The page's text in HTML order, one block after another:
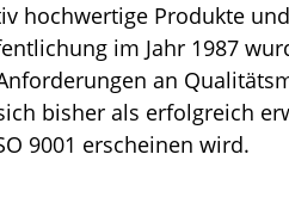
hochwertige Produkte
im Jahr 1987
an
bisher als erfolgreich
9001 erscheinen wird.